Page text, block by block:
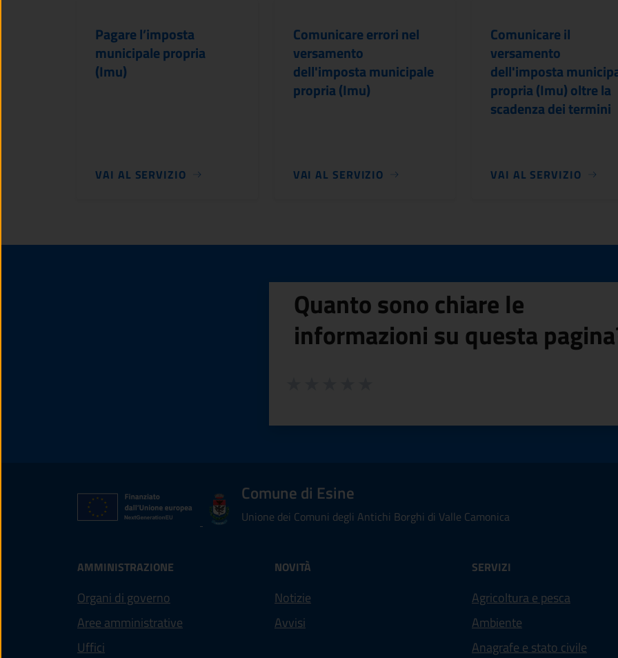
Pagare l’imposta
municipale propria
(Imu)
VAI AL SERVIZIO
Comunicare errori nel
versamento
dell'imposta municipale
propria (Imu)
VAI AL SERVIZIO
Comunicare il
versamento
dell'imposta
propria (Imu) oltre la
scadenza dei termini
VAI AL SERVIZIO
Quanto sono chiare le
informazioni su questa
Comune di Esine
Unione dei Comuni degli Antichi Borghi di Valle Camonica
AMMINISTRAZIONE
Organi di governo
Aree amministrative
Uffici
NOVITÀ
Notizie
Avvisi
SERVIZI
Agricoltura e pesca
Ambiente
Anagrafe e stato civile